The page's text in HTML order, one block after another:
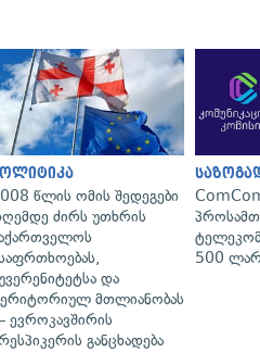
წლის ომის შედეგები
ძირს უთხრის
და
მთლიანობას
ევროკავშირის
განცხადება
500